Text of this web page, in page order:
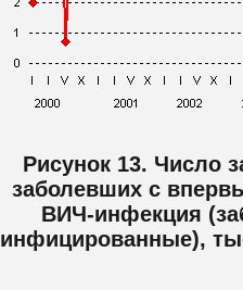
Рисунок 13. Число
заболевших с
ВИЧ-инфекция
инфицированные),